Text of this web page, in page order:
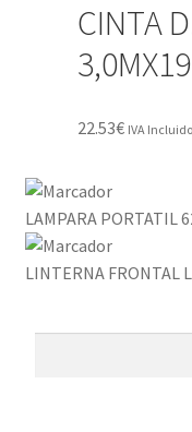
CINTA
22.53€ IVA Incluido
LAMPARA PORTATIL
LINTERNA FRONTAL